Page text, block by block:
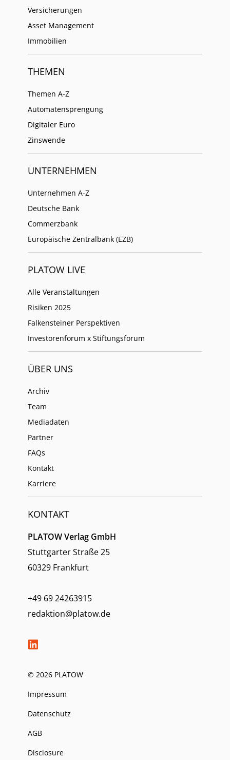
Versicherungen
Asset Management
Immobilien
THEMEN
Themen A-Z
Automatensprengung
Digitaler Euro
Zinswende
UNTERNEHMEN
Unternehmen A-Z
Deutsche Bank
Commerzbank
Europäische Zentralbank (EZB)
PLATOW LIVE
Alle Veranstaltungen
Risiken 2025
Falkensteiner Perspektiven
Investorenforum x Stiftungsforum
ÜBER UNS
Archiv
Team
Mediadaten
Partner
FAQs
Kontakt
Karriere
KONTAKT
PLATOW Verlag GmbH
Stuttgarter Straße 25
60329 Frankfurt
+49 69 24263915
redaktion@platow.de
© 2026 PLATOW
Impressum
Datenschutz
AGB
Disclosure